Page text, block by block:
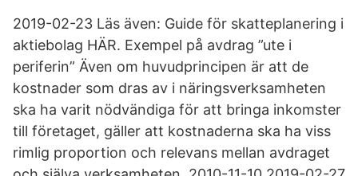
2019-02-23 Läs även: Guide för skatteplanering i
aktiebolag HÄR. Exempel på avdrag ”ute i
periferin” Även om huvudprincipen är att de
kostnader som dras av i näringsverksamheten
ska ha varit nödvändiga för att bringa inkomster
till företaget, gäller att kostnaderna ska ha viss
rimlig proportion och relevans mellan avdraget